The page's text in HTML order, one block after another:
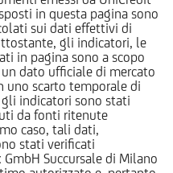
in questa pagina sono
sui dati effettivi di
gli indicatori, le
in pagina sono a scopo
dato ufficiale di mercato
uno scarto temporale di
indicatori sono stati
da fonti ritenute
caso, tali dati,
stati verificati
Succursale di Milano